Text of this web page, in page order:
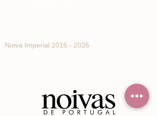
Noiva Imperial 2015 - 2026